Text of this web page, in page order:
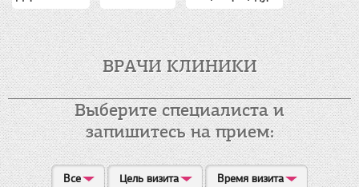
ВРАЧИ КЛИНИКИ
Выберите специалиста и
запишитесь на прием:
Все Цель визита Время визита